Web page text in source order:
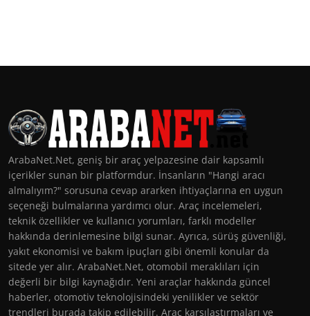
ArabaNet.Net, geniş bir araç yelpazesine dair kapsamlı
içerikler sunan bir platformdur. İnsanların "Hangi aracı
almalıyım?" sorusuna cevap ararken ihtiyaçlarına en uygun
seçeneği bulmalarına yardımcı olur. Araç incelemeleri,
teknik özellikler ve kullanıcı yorumları, farklı modeller
hakkında derinlemesine bilgi sunar. Ayrıca, sürüş güvenliği,
yakıt ekonomisi ve bakım ipuçları gibi önemli konular da
sitede yer alır. ArabaNet.Net, otomobil meraklıları için
değerli bir bilgi kaynağıdır. Yeni araçlar hakkında güncel
haberler, otomotiv teknolojisindeki yenilikler ve sektör
trendleri burada takip edilebilir. Araç karşılaştırmaları ve